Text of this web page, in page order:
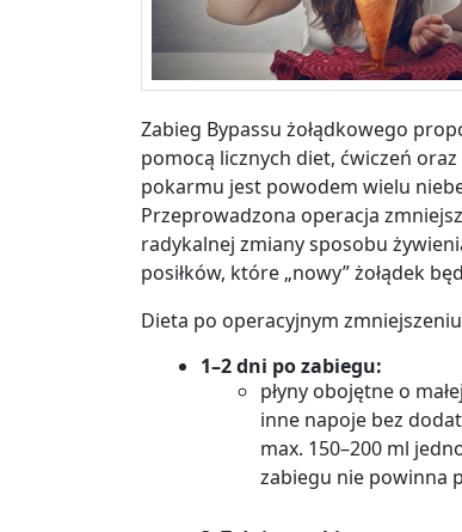
Zabieg Bypassu żołądkowego
pomocą licznych diet, ćwiczeń
pokarmu jest powodem wielu
Przeprowadzona operacja
radykalnej zmiany sposobu
posiłków, które „nowy” żołądek
Dieta po operacyjnym
1–2 dni po zabiegu:
płyny obojętne o
inne napoje bez
max. 150–200 ml
zabiegu nie powinna